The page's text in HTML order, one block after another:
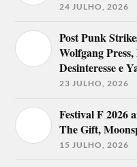
24 JULHO, 2026
Post Punk
Wolfgang
Desinteresse e
23 JULHO, 2026
Festival F 2026
The Gift,
15 JULHO, 2026